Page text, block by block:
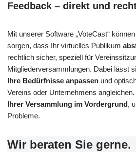
Feedback – direkt und
Mit unserer Software „VoteCast“
sorgen, dass Ihr virtuelles Publikum
rechtlich sicher, speziell für
Mitgliederversammlungen. Dabei lässt
Ihre Bedürfnisse anpassen und
Vereins oder Unternehmens
Ihrer Versammlung im Vordergrund,
Probleme.
Wir beraten Sie gerne.